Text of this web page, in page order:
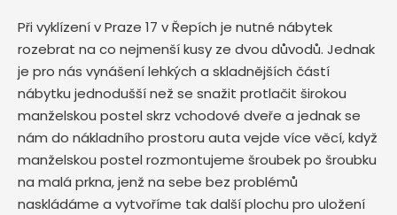
Při vyklízení v Praze 17 v Řepích je nutné nábytek
rozebrat na co nejmenší kusy ze dvou důvodů. Jednak
je pro nás vynášení lehkých a skladnějších částí
nábytku jednodušší než se snažit protlačit širokou
manželskou postel skrz vchodové dveře a jednak se
nám do nákladního prostoru auta vejde více věcí, když
manželskou postel rozmontujeme šroubek po šroubku
na malá prkna, jenž na sebe bez problémů
naskládáme a vytvoříme tak další plochu pro uložení